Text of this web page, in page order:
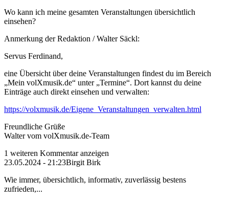
Wo kann ich meine gesamten Veranstaltungen übersichtlich
einsehen?
Anmerkung der Redaktion /Walter Säckl:
Servus Ferdinand,
eine Übersicht über deine Veranstaltungen findest du im Bereich
„Mein volXmusik.de“ unter „Termine“. Dort kannst du deine
Einträge auch direkt einsehen und verwalten:
https://volxmusik.de/Eigene_Veranstaltungen_verwalten.html
Freundliche Grüße
Walter vom volXmusik.de-Team
1 weiteren Kommentar anzeigen
23.05.2024 - 21:23Birgit Birk
Wie immer, übersichtlich, informativ, zuverlässig bestens
zufrieden,...